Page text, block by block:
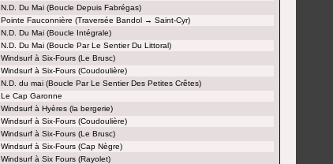
N.D. Du Mai (Boucle Depuis Fabrégas)
Pointe Fauconnière (Traversée Bandol → Saint-Cyr)
N.D. Du Mai (Boucle Intégrale)
N.D. Du Mai (Boucle Par Le Sentier Du Littoral)
Windsurf à Six-Fours (Le Brusc)
Windsurf à Six-Fours (Coudoulière)
N.D. du mai (Boucle Par Le Sentier Des Petites Crêtes)
Le Cap Garonne
Windsurf à Hyères (la bergerie)
Windsurf à Six-Fours (Coudoulière)
Windsurf à Six-Fours (Le Brusc)
Windsurf à Six-Fours (Cap Nègre)
Windsurf à Six Fours (Rayolet)